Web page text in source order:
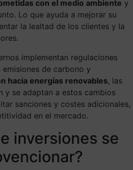
con el medio ambiente y
Lo que ayuda a mejorar su
la lealtad de los clientes y la
implementan regulaciones
de carbono y
hacia energías renovables, las
y se adaptan a estos cambios
sanciones y costes adicionales,
en el mercado.
inversiones se